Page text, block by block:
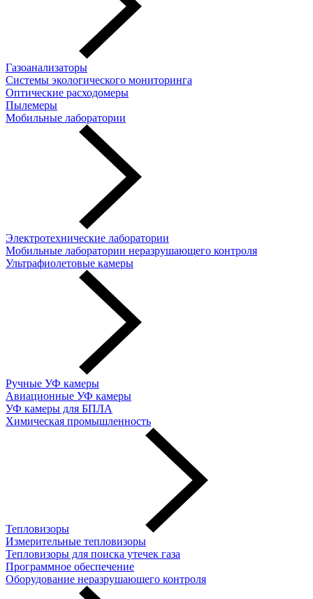
Газоанализаторы
Системы экологического мониторинга
Оптические расходомеры
Пылемеры
Мобильные лаборатории
Электротехнические лаборатории
Мобильные лаборатории неразрушающего контроля
Ультрафиолетовые камеры
Ручные УФ камеры
Авиационные УФ камеры
УФ камеры для БПЛА
Химическая промышленность
Тепловизоры
Измерительные тепловизоры
Тепловизоры для поиска утечек газа
Программное обеспечение
Оборудование неразрушающего контроля